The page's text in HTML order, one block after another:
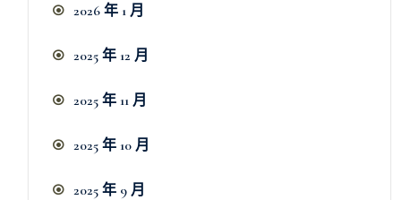
2026 年 1 月
2025 年 12 月
2025 年 11 月
2025 年 10 月
2025 年 9 月